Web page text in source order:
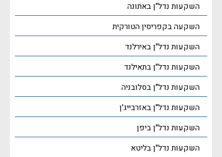
השקעות נדל"ן באתונה
השקעה בקפריסין הטורקית
השקעות נדל"ן באירלנד
השקעות נדל"ן בתאילנד
השקעות נדל"ן בסלובניה
השקעות נדל"ן באזרבייג'ן
השקעות נדל"ן ביפן
השקעות נדל"ן בליטא